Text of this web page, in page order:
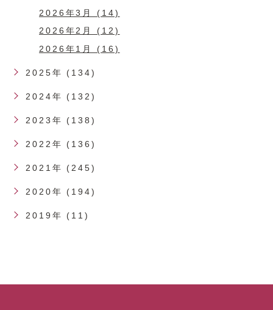
2026年3月 (14)
2026年2月 (12)
2026年1月 (16)
2025年 (134)
2024年 (132)
2023年 (138)
2022年 (136)
2021年 (245)
2020年 (194)
2019年 (11)